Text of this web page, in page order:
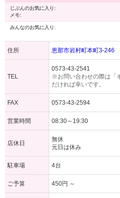
じぶんのお気に入り:
メモ:
みんなのお気に入り:
住所 恵那市岩村町本町3-246
TEL
0573-43-2541
※お問い合わせの際は「
だければ幸いです。
FAX 0573-43-2594
営業時間 08:30～19:30
店休日
無休
元日は休み
駐車場 4台
ご予算 450円 ～